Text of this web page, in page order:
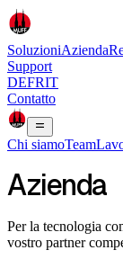
SoluzioniAzienda
Support
DEFRIT
Contatto
Chi siamoTeam
Azienda
Per la tecnologia
vostro partner